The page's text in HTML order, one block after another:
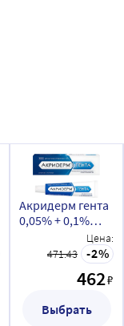
Акридерм гента
0,05% + 0,1%
наружного
применения 15
Цена:
471.43
2
462₽
Выбрать